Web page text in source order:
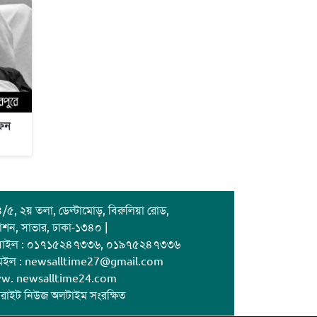
৫, ২য় তলা, ডেল্টামোড়, বিরুলিয়া রোড,
সাভার, ঢাকা-১৩৪০ |
: ০১৭১৫২৪৭৩৩৬, ০১৯৭৫২৪৭৩৩৬
: newsalltime27@gmail.com
newsalltime24.com
নিউজ অলটাইম সংরক্ষিত